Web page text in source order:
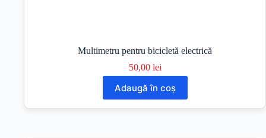
Multimetru pentru bicicletă electrică
50,00 lei
Adaugă în coș